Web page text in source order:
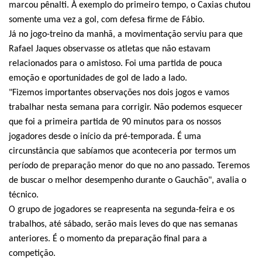
marcou pênalti. À exemplo do primeiro tempo, o Caxias chutou
somente uma vez a gol, com defesa firme de Fábio.
Já no jogo-treino da manhã, a movimentação serviu para que
Rafael Jaques observasse os atletas que não estavam
relacionados para o amistoso. Foi uma partida de pouca
emoção e oportunidades de gol de lado a lado.
"Fizemos importantes observações nos dois jogos e vamos
trabalhar nesta semana para corrigir. Não podemos esquecer
que foi a primeira partida de 90 minutos para os nossos
jogadores desde o início da pré-temporada. É uma
circunstância que sabíamos que aconteceria por termos um
período de preparação menor do que no ano passado. Teremos
de buscar o melhor desempenho durante o Gauchão", avalia o
técnico.
O grupo de jogadores se reapresenta na segunda-feira e os
trabalhos, até sábado, serão mais leves do que nas semanas
anteriores. É o momento da preparação final para a
competição.